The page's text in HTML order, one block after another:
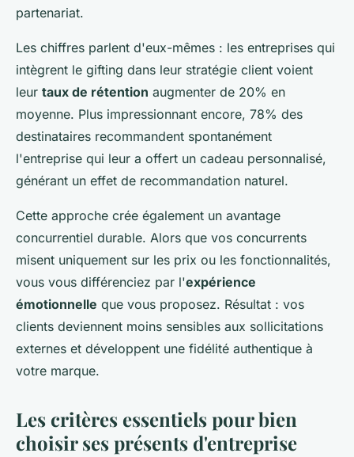
partenariat.
Les chiffres parlent d'eux-mêmes : les entreprises qui
intègrent le gifting dans leur stratégie client voient
leur taux de rétention augmenter de 20% en
moyenne. Plus impressionnant encore, 78% des
destinataires recommandent spontanément
l'entreprise qui leur a offert un cadeau personnalisé,
générant un effet de recommandation naturel.
Cette approche crée également un avantage
concurrentiel durable. Alors que vos concurrents
misent uniquement sur les prix ou les fonctionnalités,
vous vous différenciez par l'expérience
émotionnelle que vous proposez. Résultat : vos
clients deviennent moins sensibles aux sollicitations
externes et développent une fidélité authentique à
votre marque.
Les critères essentiels pour bien
choisir ses présents d'entreprise